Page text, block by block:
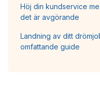
Höj din kundservice
det är avgörande
Landning av ditt
omfattande guide